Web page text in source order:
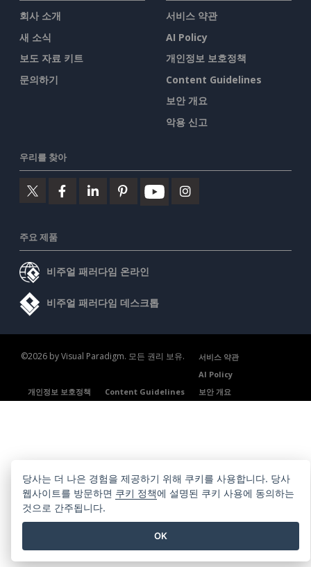
회사 소개
새 소식
보도 자료 키트
문의하기
서비스 약관
AI Policy
개인정보 보호정책
Content Guidelines
보안 개요
악용 신고
우리를 찾아
주요 제품
비주얼 패러다임 온라인
비주얼 패러다임 데스크톱
©2026 by Visual Paradigm. 모든 권리 보유.
서비스 약관
AI Policy
개인정보 보호정책
Content Guidelines 보안 개요
당사는 더 나은 경험을 제공하기 위해 쿠키를 사용합니다. 당사
웹사이트를 방문하면 쿠키 정책에 설명된 쿠키 사용에 동의하는
것으로 간주됩니다.
OK